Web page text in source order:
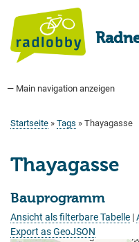
Main
— Main navigation anzeigen
Startseite
Bauprogramm
Aktuell Geplant
Weitere Bauprojekte
Hauptradverkehrsnetz
Bezirke
Medienberichte
Tags
Über uns
Startseite Tags Thayagasse
Thayagasse
Bauprogramm
Ansicht als filterbare Tabelle |
Export as GeoJSON